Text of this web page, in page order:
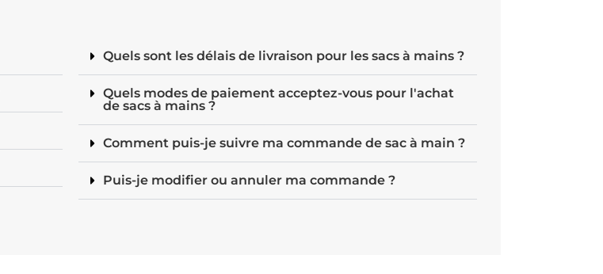
Quels sont les délais de livraison pour les sacs à mains ?
Quels modes de paiement acceptez-vous pour l'achat
de sacs à mains ?
Comment puis-je suivre ma commande de sac à main ?
Puis-je modifier ou annuler ma commande ?